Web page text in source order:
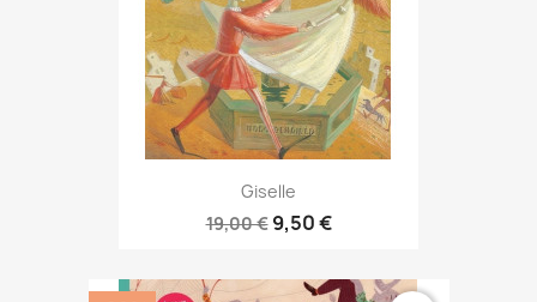
Giselle
19,00 € 9,50 €